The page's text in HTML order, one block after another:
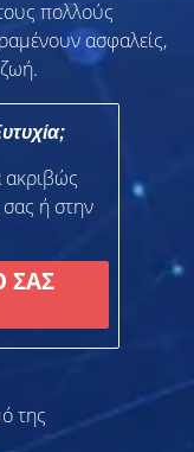
πολλούς
ασφαλείς,
ακριβώς
ή στην
ΣΑΣ
της